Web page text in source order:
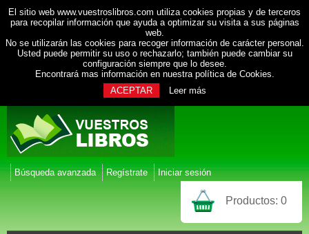
El sitio web www.vuestroslibros.com utiliza cookies propias y de terceros
para recopilar información que ayuda a optimizar su visita a sus páginas
web.
No se utilizarán las cookies para recoger información de carácter personal.
Usted puede permitir su uso o rechazarlo; también puede cambiar su
configuración siempre que lo desee.
Encontrará mas información en nuestra política de Cookies.
ACEPTAR
Leer más
Búsqueda avanzada Regístrate Iniciar sesión
Productos: 0